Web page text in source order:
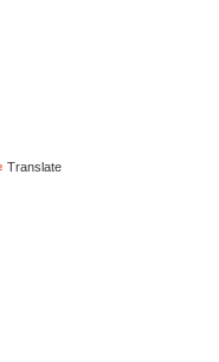
Translate